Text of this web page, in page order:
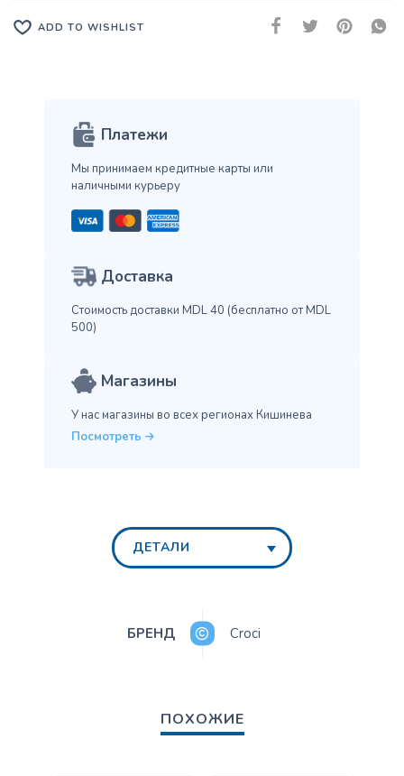
ADD TO WISHLIST
Платежи
Мы принимаем кредитные карты или
наличными курьеру
Доставка
Стоимость доставки MDL 40 (бесплатно от MDL
500)
Магазины
У нас магазины во всех регионах Кишинева
Посмотреть
ДЕТАЛИ
БРЕНД Croci
ПОХОЖИЕ